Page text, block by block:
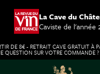
La Cave du
Caviste de l'année
DE 8€ - RETRAIT CAVE GRATUIT À
QUESTION SUR VOTRE COMMANDE